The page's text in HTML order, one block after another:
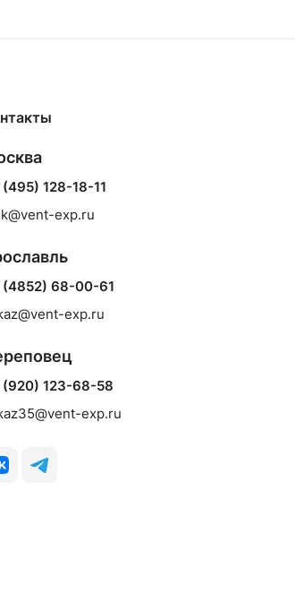
(495) 128-18-11
exp.ru
(4852) 68-00-61
exp.ru
(920) 123-68-58
exp.ru